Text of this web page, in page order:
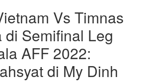
Vs Timnas
di Semifinal Leg
AFF 2022:
di My Dinh